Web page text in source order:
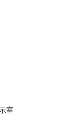
室